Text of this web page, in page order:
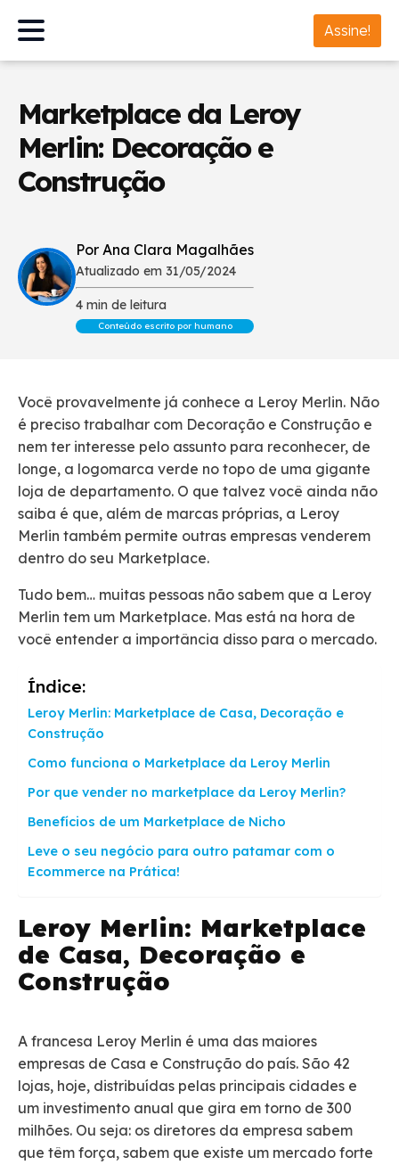
Assine!
Marketplace da Leroy
Merlin: Decoração e
Construção
Por Ana Clara Magalhães
Atualizado em 31/05/2024
4 min de leitura
Conteúdo escrito por humano
Você provavelmente já conhece a Leroy Merlin. Não
é preciso trabalhar com Decoração e Construção e
nem ter interesse pelo assunto para reconhecer, de
longe, a logomarca verde no topo de uma gigante
loja de departamento. O que talvez você ainda não
saiba é que, além de marcas próprias, a Leroy
Merlin também permite outras empresas venderem
dentro do seu Marketplace.
Tudo bem… muitas pessoas não sabem que a Leroy
Merlin tem um Marketplace. Mas está na hora de
você entender a importância disso para o mercado.
Índice:
Leroy Merlin: Marketplace de Casa, Decoração e
Construção
Como funciona o Marketplace da Leroy Merlin
Por que vender no marketplace da Leroy Merlin?
Benefícios de um Marketplace de Nicho
Leve o seu negócio para outro patamar com o
Ecommerce na Prática!
Leroy Merlin: Marketplace
de Casa, Decoração e
Construção
A francesa Leroy Merlin é uma das maiores
empresas de Casa e Construção do país. São 42
lojas, hoje, distribuídas pelas principais cidades e
um investimento anual que gira em torno de 300
milhões. Ou seja: os diretores da empresa sabem
que têm força, sabem que existe um mercado forte